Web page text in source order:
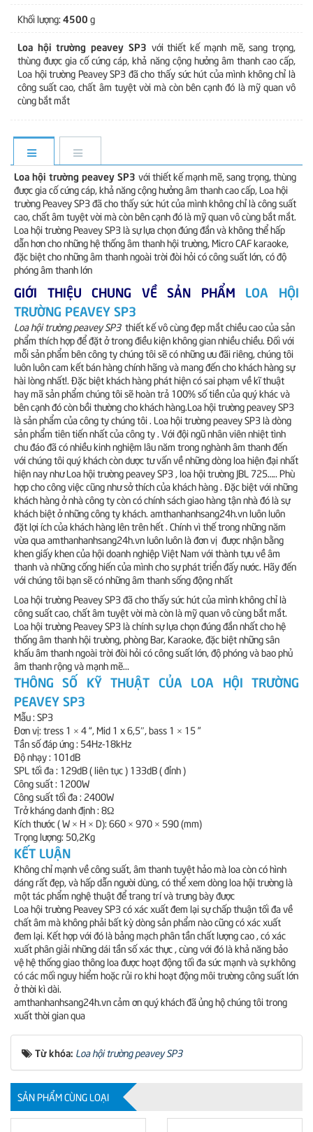
Khối lượng: 4500 g
Loa hội trường peavey SP3 với thiết kế mạnh mẽ, sang trọng,
thùng được gia cố cứng cáp, khả năng cộng hưởng âm thanh cao cấp,
Loa hội trường Peavey SP3 đã cho thấy sức hút của mình không chỉ là
công suất cao, chất âm tuyệt vời mà còn bên cạnh đó là mỹ quan vô
cùng bắt mắt
Loa hội trường peavey SP3 với thiết kế mạnh mẽ, sang trọng, thùng
được gia cố cứng cáp, khả năng cộng hưởng âm thanh cao cấp, Loa hội
trường Peavey SP3 đã cho thấy sức hút của mình không chỉ là công suất
cao, chất âm tuyệt vời mà còn bên cạnh đó là mỹ quan vô cùng bắt mắt.
Loa hội trường Peavey SP3 là sự lựa chọn đúng đắn và không thể hấp
dẫn hơn cho những hệ thống âm thanh hội trường, Micro CAF karaoke,
đặc biệt cho những âm thanh ngoài trời đòi hỏi có công suất lớn, có độ
phóng âm thanh lớn
GIỚI THIỆU CHUNG VỀ SẢN PHẨM LOA HỘI
TRƯỜNG PEAVEY SP3
Loa hội trường peavey SP3thiết kế vô cùng đẹp mắt chiều cao của sản
phẩm thích hợp để đặt ở trong điều kiện không gian nhiều chiều. Đối với
mỗi sản phẩm bên công ty chúng tôi sẽ có những ưu đãi riêng, chúng tôi
luôn luôn cam kết bán hàng chính hãng và mang đến cho khách hàng sự
hài lòng nhất!. Đặc biệt khách hàng phát hiện có sai phạm về kĩ thuật
hay mã sản phẩm chúng tôi sẽ hoàn trả 100% số tiền của quý khác và
bên cạnh đó còn bồi thường cho khách hàng.Loa hội trường peavey SP3
là sản phẩm của công ty chúng tôi . Loa hội trường peavey SP3 là dòng
sản phẩm tiên tiến nhất của công ty . Với đội ngũ nhân viên nhiệt tình
chu đáo đã có nhiều kinh nghiệm lâu năm trong nghành âm thanh đến
với chúng tôi quý khách còn dược tư vấn về những dòng loa hiện đại nhất
hiện nay như Loa hội trường peavey SP3 , loa hội trường JBL 725….. Phù
hợp cho công việc cũng như sở thích của khách hàng . Đặc biệt với những
khách hàng ở nhà công ty còn có chính sách giao hàng tận nhà đó là sự
khách biệt ở những công ty khách. amthanhanhsang24h.vn luôn luôn
đặt lợi ích của khách hàng lên trên hết . Chính vì thế trong những năm
vừa qua amthanhanhsang24h.vn luôn luôn là đơn vị được nhận bằng
khen giấy khen của hội doanh nghiệp Việt Nam với thành tựu về âm
thanh và những cống hiến của mình cho sự phát triển đấy nước. Hãy đến
với chúng tôi bạn sẽ có những âm thanh sống động nhất
Loa hội trường Peavey SP3 đã cho thấy sức hút của mình không chỉ là
công suất cao, chất âm tuyệt vời mà còn là mỹ quan vô cùng bắt mắt.
Loa hội trường Peavey SP3 là chính sự lựa chọn đúng đắn nhất cho hệ
thống âm thanh hội trường, phòng Bar, Karaoke, đặc biệt những sân
khấu âm thanh ngoài trời đòi hỏi có công suất lớn, độ phóng và bao phủ
âm thanh rộng và mạnh mẽ...
THÔNG SỐ KỸ THUẬT CỦA LOA HỘI TRƯỜNG
PEAVEY SP3
Mẫu : SP3
Đơn vị: tress 1 × 4 “, Mid 1 x 6,5″, bass 1 × 15 ”
Tần số đáp ứng : 54Hz-18kHz
Độ nhạy : 101dB
SPL tối đa : 129dB ( liên tục ) 133dB ( đỉnh )
Công suất : 1200W
Công suất tối đa : 2400W
Trở kháng danh định : 8Ω
Kích thước ( W × H × D): 660 × 970 × 590 (mm)
Trọng lượng: 50,2Kg
KẾT LUẬN
Không chỉ mạnh về công suất, âm thanh tuyệt hảo mà loa còn có hình
dáng rất đẹp, và hấp dẫn người dùng, có thể xem dòng loa hội trường là
một tác phẩm nghệ thuật để trang trí và trưng bày được
Loa hội trường Peavey SP3 có xác xuất đem lại sự chấp thuận tối đa về
chất âm mà không phải bất kỳ dòng sản phẩm nào cũng có xác xuất
đem lại. Kết hợp với đó là bảng mạch phân tần chất lượng cao , có xác
xuất phân giải những dái tần số xác thực , cùng với đó là khả năng bảo
vệ hệ thống giao thông loa được hoạt động tối đa sức mạnh và sự không
có các mối nguy hiểm hoặc rủi ro khi hoạt động môi trường công suất lớn
ở thời kì dài.
amthanhanhsang24h.vn cảm ơn quý khách đã ủng hộ chúng tôi trong
xuất thời gian qua
Từ khóa: Loa hội trường peavey SP3
SẢN PHẨM CÙNG LOẠI